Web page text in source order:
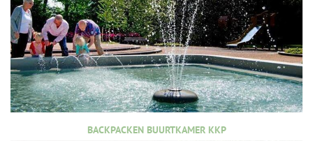
BACKPACKEN BUURTKAMER KKP